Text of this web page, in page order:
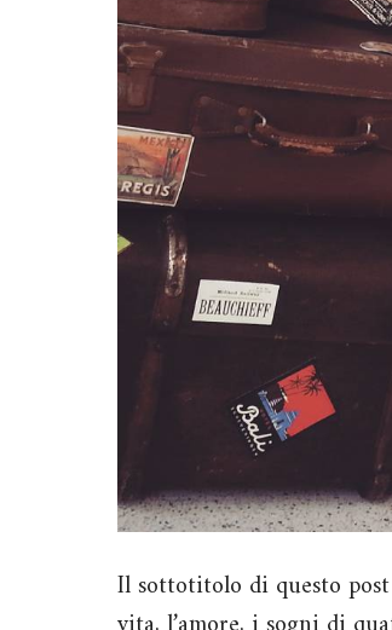
Il sottotitolo di questo post